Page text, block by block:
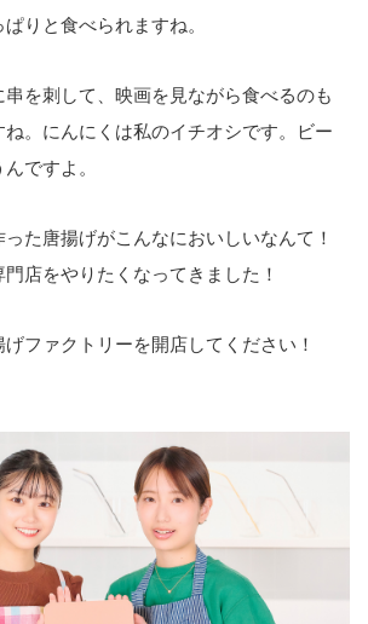
ぱりと食べられますね。
串を刺して、映画を見ながら食べるのも
ね。にんにくは私のイチオシです。ビー
ですよ。
った唐揚げがこんなにおいしいなんて！
門店をやりたくなってきました！
ファクトリーを開店してください！